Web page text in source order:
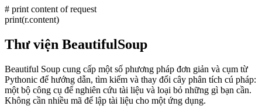
# print content of request
print(r.content)
Thư viện BeautifulSoup
Beautiful Soup cung cấp một số phương pháp đơn giản và cụm từ
Pythonic để hướng dẫn, tìm kiếm và thay đổi cây phân tích cú pháp:
một bộ công cụ để nghiên cứu tài liệu và loại bỏ những gì bạn cần.
Không cần nhiều mã để lập tài liệu cho một ứng dụng.